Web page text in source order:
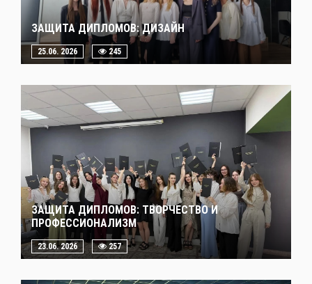
ЗАЩИТА ДИПЛОМОВ: ДИЗАЙН
25.06. 2026 245
ЗАЩИТА ДИПЛОМОВ: ТВОРЧЕСТВО И
ПРОФЕССИОНАЛИЗМ
23.06. 2026 257